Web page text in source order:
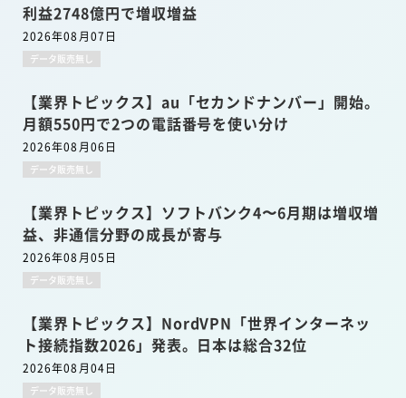
利益2748億円で増収増益
2026年08月07日
データ販売無し
【業界トピックス】au「セカンドナンバー」開始。
月額550円で2つの電話番号を使い分け
2026年08月06日
データ販売無し
【業界トピックス】ソフトバンク4〜6月期は増収増
益、非通信分野の成長が寄与
2026年08月05日
データ販売無し
【業界トピックス】NordVPN「世界インターネッ
ト接続指数2026」発表。日本は総合32位
2026年08月04日
データ販売無し